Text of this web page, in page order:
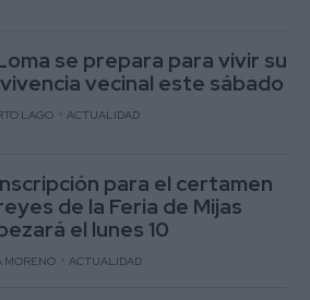
se prepara para vivir su
vecinal este sábado
LAGO ACTUALIDAD
para el certamen
de la Feria de Mijas
el lunes 10
MORENO ACTUALIDAD